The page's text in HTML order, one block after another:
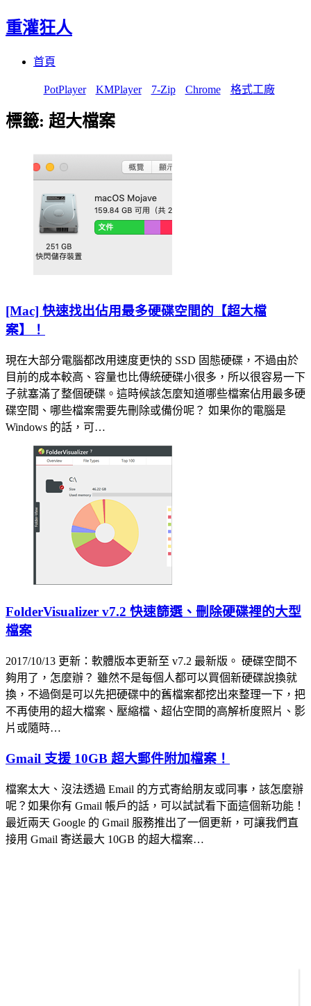
重灌狂人
首頁
PotPlayer KMPlayer 7-Zip Chrome 格式工廠
標籤: 超大檔案
[Mac] 快速找出佔用最多硬碟空間的【超大檔
案】！
現在大部分電腦都改用速度更快的 SSD 固態硬碟，不過由於
目前的成本較高、容量也比傳統硬碟小很多，所以很容易一下
子就塞滿了整個硬碟。這時候該怎麼知道哪些檔案佔用最多硬
碟空間、哪些檔案需要先刪除或備份呢？ 如果你的電腦是
Windows 的話，可…
FolderVisualizer v7.2 快速篩選、刪除硬碟裡的大型
檔案
2017/10/13 更新：軟體版本更新至 v7.2 最新版。 硬碟空間不
夠用了，怎麼辦？ 雖然不是每個人都可以買個新硬碟說換就
換，不過倒是可以先把硬碟中的舊檔案都挖出來整理一下，把
不再使用的超大檔案、壓縮檔、超佔空間的高解析度照片、影
片或隨時…
Gmail 支援 10GB 超大郵件附加檔案！
檔案太大、沒法透過 Email 的方式寄給朋友或同事，該怎麼辦
呢？如果你有 Gmail 帳戶的話，可以試試看下面這個新功能！
最近兩天 Google 的 Gmail 服務推出了一個更新，可讓我們直
接用 Gmail 寄送最大 10GB 的超大檔案…